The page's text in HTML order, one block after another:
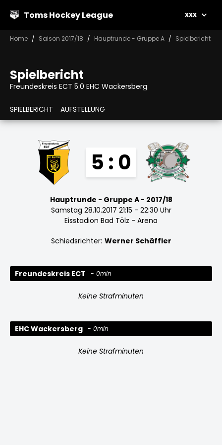
Toms Hockey League xxx
Home Saison 2017/18 Hauptrunde - Gruppe A Spielbericht
Spielbericht
Freundeskreis ECT 5:0 EHC Wackersberg
SPIELBERICHT AUFSTELLUNG
5 : 0
Hauptrunde - Gruppe A - 2017/18
Samstag 28.10.2017 21:15 - 22:30 Uhr
Eisstadion Bad Tölz - Arena
Schiedsrichter: Werner Schäffler
Freundeskreis ECT 0min
Keine Strafminuten
EHC Wackersberg 0min
Keine Strafminuten